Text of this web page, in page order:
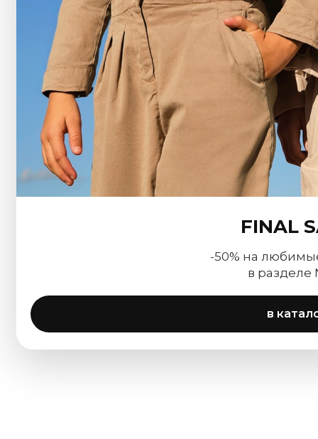
FINAL
-50% на
в разделе
в